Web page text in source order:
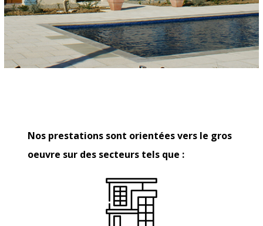
Nos prestations sont orientées vers le gros
oeuvre sur des secteurs tels que :